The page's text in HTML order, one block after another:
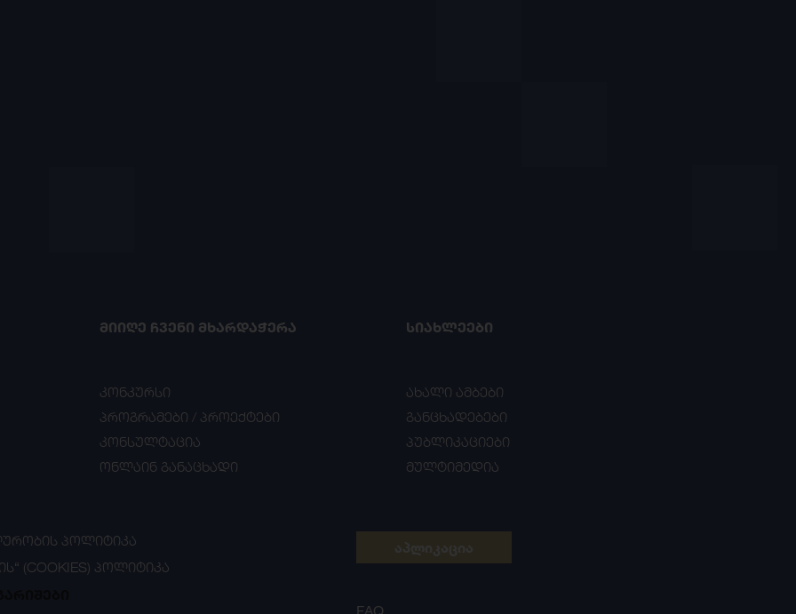
ᲛᲘᲘᲦᲔ ᲩᲕᲔᲜᲘ ᲛᲮᲐᲠᲓᲐᲭᲔᲠᲐ
კონკურსი
პროგრამები / პროექტები
კონსულტაცია
ონლაინ განაცხადი
ᲡᲘᲐᲮᲚᲔᲔᲑᲘ
ახალი ამბები
განცხადებები
პუბლიკაციები
მულტიმედია
ᲞᲝᲚᲘᲢᲘᲙᲐ
(COOKIES) ᲞᲝᲚᲘᲢᲘᲙᲐ
FAQ